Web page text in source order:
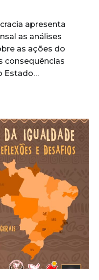
apresenta
as análises
as ações do
consequências
Estado…